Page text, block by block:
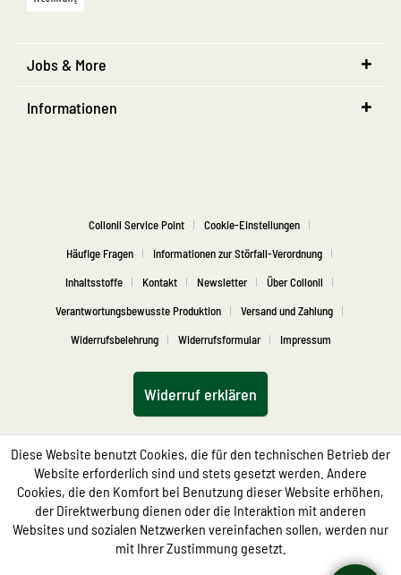
Jobs & More
Informationen
Collonil Service Point
Cookie-Einstellungen
Häufige Fragen
Informationen zur Störfall-Verordnung
Inhaltsstoffe
Kontakt Newsletter
Über Collonil
Verantwortungsbewusste Produktion
Versand und Zahlung
Widerrufsbelehrung
Widerrufsformular Impressum
Widerruf erklären
Diese Website benutzt Cookies, die für den technischen Betrieb der
Website erforderlich sind und stets gesetzt werden. Andere
Cookies, die den Komfort bei Benutzung dieser Website erhöhen,
der Direktwerbung dienen oder die Interaktion mit anderen
Websites und sozialen Netzwerken vereinfachen sollen, werden nur
mit Ihrer Zustimmung gesetzt.